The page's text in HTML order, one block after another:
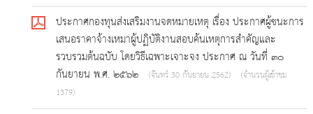
ประกาศกองทุนส่งเสริมงานจดหมายเหตุ เรื่อง ประกาศผู้ชนะการ
เสนอราคาจ้างเหมาผู้ปฏิบัติงานสอบค้นเหตุการสำคัญและ
รวบรวมต้นฉบับ โดยวิธีเฉพาะเจาะจง ประกาศ ณ วันที่ ๓๐
กันยายน พ.ศ. ๒๕๖๒
(จันทร์ 30 กันยายน 2562)
(จำนวนผู้เข้าชม
1379)